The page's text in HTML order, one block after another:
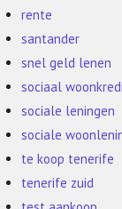
rente
santander
snel geld lenen
sociaal
sociale leningen
sociale
te koop tenerife
tenerife zuid